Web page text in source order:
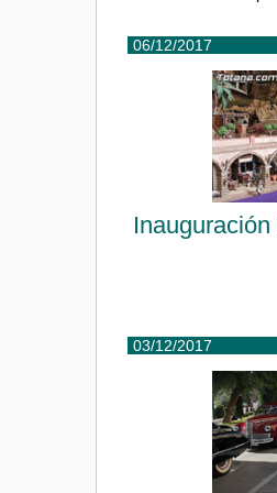
06/12/2017
03/12/2017